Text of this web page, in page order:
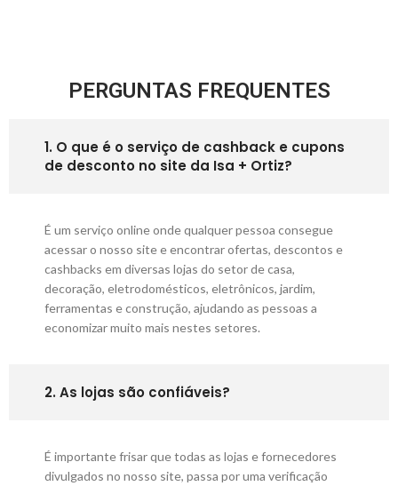
PERGUNTAS FREQUENTES
1. O que é o serviço de cashback e cupons
de desconto no site da Isa + Ortiz?
É um serviço online onde qualquer pessoa consegue
acessar o nosso site e encontrar ofertas, descontos e
cashbacks em diversas lojas do setor de casa,
decoração, eletrodomésticos, eletrônicos, jardim,
ferramentas e construção, ajudando as pessoas a
economizar muito mais nestes setores.
2. As lojas são confiáveis?
É importante frisar que todas as lojas e fornecedores
divulgados no nosso site, passa por uma verificação